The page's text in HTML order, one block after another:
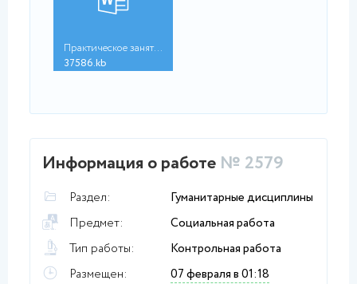
Практическое занятие...
37586.kb
Информация о работе № 2579
Раздел:
Гуманитарные дисциплины
Предмет:
Социальная работа
Тип работы:
Контрольная работа
Размещен:
07 февраля в 01:18